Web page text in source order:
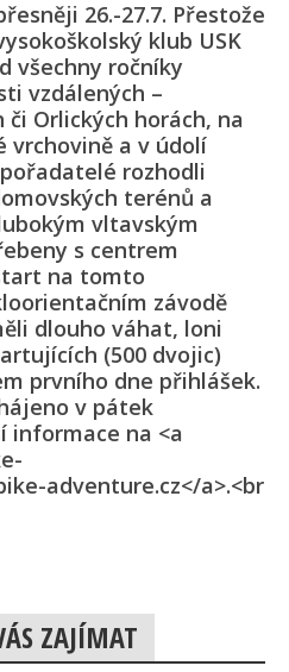
26.-27.7. Přestože
klub USK
všechny ročníky
vzdálených –
či Orlických horách, na
vrchovině a v údolí
rozhodli
terénů a
vltavským
s centrem
na tomto
závodě
dlouho váhat, loni
(500 dvojic)
prvního dne přihlášek.
v pátek
informace na <a
adventure.cz</a>.<br
ZAJÍMAT